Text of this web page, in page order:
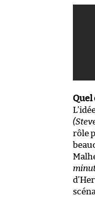
Quel
rôle